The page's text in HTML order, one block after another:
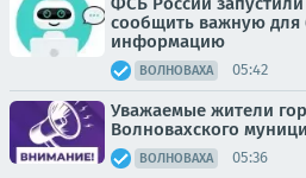
сообщить важную для
информацию
ВОЛНОВАХА 05:42
Уважаемые жители
Волновахского
ВОЛНОВАХА 05:36